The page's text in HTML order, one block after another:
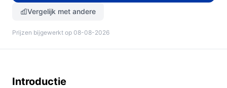
Vergelijk met andere
Prijzen bijgewerkt op 08-08-2026
Introductie